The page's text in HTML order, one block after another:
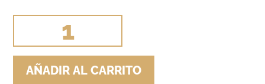
MALLAS
EQUITACION
ARIAT
EOS
AÑADIR AL CARRITO